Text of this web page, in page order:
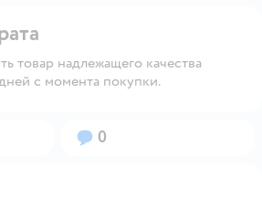
товар надлежащего качества
с момента покупки.
Вопросов:
0